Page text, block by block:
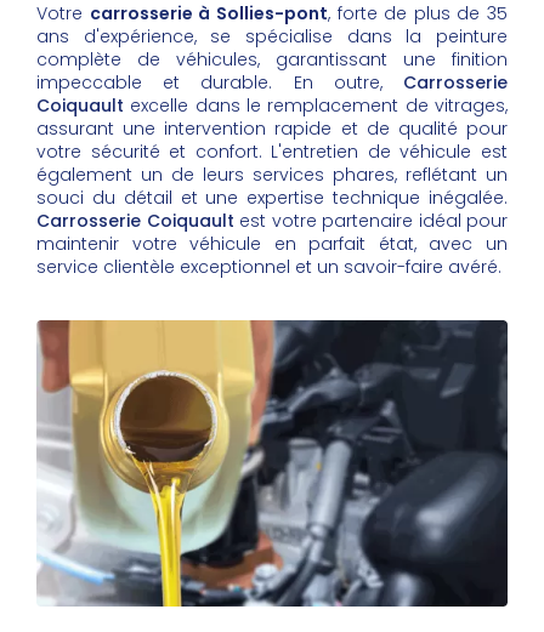
Votre carrosserie à Sollies-pont, forte de plus de 35
ans d'expérience, se spécialise dans la peinture
complète de véhicules, garantissant une finition
impeccable et durable. En outre, Carrosserie
Coiquault excelle dans le remplacement de vitrages,
assurant une intervention rapide et de qualité pour
votre sécurité et confort. L'entretien de véhicule est
également un de leurs services phares, reflétant un
souci du détail et une expertise technique inégalée.
Carrosserie Coiquault est votre partenaire idéal pour
maintenir votre véhicule en parfait état, avec un
service clientèle exceptionnel et un savoir-faire avéré.